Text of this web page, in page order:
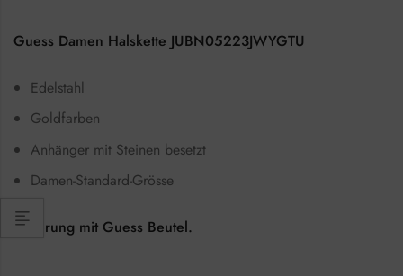
Guess Damen Halskette JUBN05223JWYGTU
Edelstahl
Goldfarben
Anhänger mit Steinen besetzt
Damen-Standard-Grösse
Lieferung mit Guess Beutel.